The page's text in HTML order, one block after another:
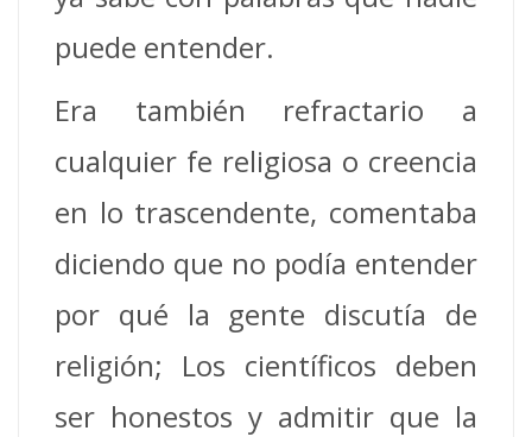
puede entender.
Era también refractario a
cualquier fe religiosa o creencia
en lo trascendente, comentaba
diciendo que no podía entender
por qué la gente discutía de
religión; Los científicos deben
ser honestos y admitir que la